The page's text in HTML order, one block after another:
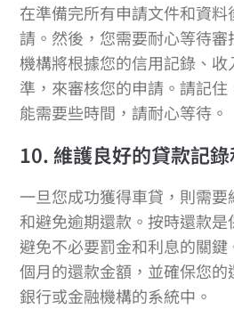
在準備完所有申請文件和資
請。然後，您需要耐心等待
機構將根據您的信用記錄、
準，來審核您的申請。請記
能需要些時間，請耐心等待。
10. 維護良好的貸款記
一旦您成功獲得車貸，則需
和避免逾期還款。按時還款
避免不必要罰金和利息的關
個月的還款金額，並確保您
銀行或金融機構的系統中。